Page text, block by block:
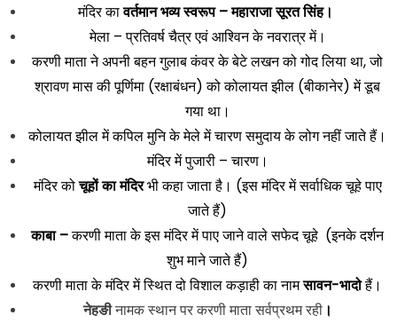
मंदिर कावर्तमान भव्य स्वरूप – महाराजा सूरत सिंह।
मेला – प्रतिवर्ष चैत्र एवं आश्विन के नवरात्र में।
करणी माता ने अपनी बहन गुलाब कंवर के बेटे लखन को गोद लिया था, जो
श्रावण मास की पूर्णिमा (रक्षाबंधन) को कोलायत झील (बीकानेर) में डूब
गया था।
कोलायत झील में कपिल मुनि के मेले में चारण समुदाय के लोग नहीं जाते हैं।
मंदिर में पुजारी – चारण।
मंदिर कोचूहों का मंदिरभी कहा जाता है। (इस मंदिर में सर्वाधिक चूहे पाए
जाते हैं)
काबा –करणी माता के इस मंदिर में पाए जाने वाले सफेद चूहे (इनके दर्शन
शुभ माने जाते हैं)
करणी माता के मंदिर में स्थित दो विशाल कड़ाही का नामसावन-भादोहैं।
नेहङीनामक स्थान पर करणी माता सर्वप्रथम रही।